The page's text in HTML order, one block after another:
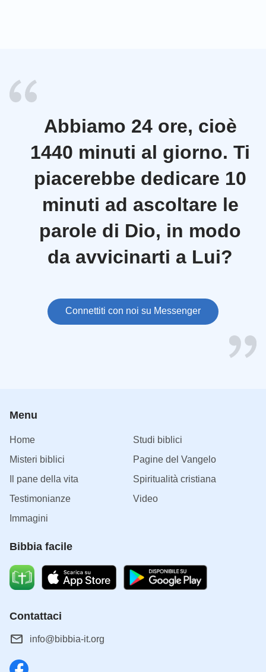
Abbiamo 24 ore, cioè
1440 minuti al giorno. Ti
piacerebbe dedicare 10
minuti ad ascoltare le
parole di Dio, in modo
da avvicinarti a Lui?
Connettiti con noi su Messenger
Menu
Home
Studi biblici
Misteri biblici
Pagine del Vangelo
Il pane della vita
Spiritualità cristiana
Testimonianze
Video
Immagini
Bibbia facile
Contattaci
info@bibbia-it.org